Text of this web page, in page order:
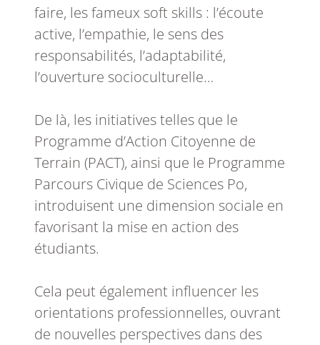
faire, les fameux soft skills : l’écoute
active, l’empathie, le sens des
responsabilités, l’adaptabilité,
l’ouverture socioculturelle…
De là, les initiatives telles que le
Programme d’Action Citoyenne de
Terrain (PACT), ainsi que le Programme
Parcours Civique de Sciences Po,
introduisent une dimension sociale en
favorisant la mise en action des
étudiants.
Cela peut également influencer les
orientations professionnelles, ouvrant
de nouvelles perspectives dans des